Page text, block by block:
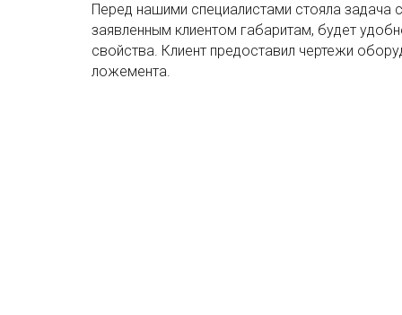
Перед нашими специалистами стояла задача
заявленным клиентом габаритам, будет
свойства. Клиент предоставил чертежи
ложемента.